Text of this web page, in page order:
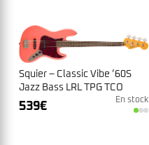
Squier – Classic Vibe ’60S
Jazz Bass LRL TPG TCO
Tahitian Corail
539€ En stock